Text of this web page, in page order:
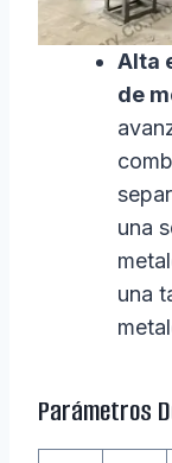
Alta
de
una
una
Parámetros